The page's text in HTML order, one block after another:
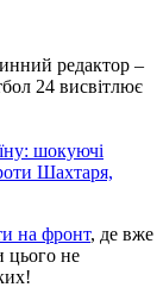
редактор –
24 висвітлює
шокуючі
Шахтаря,
на фронт, де вже
цього не